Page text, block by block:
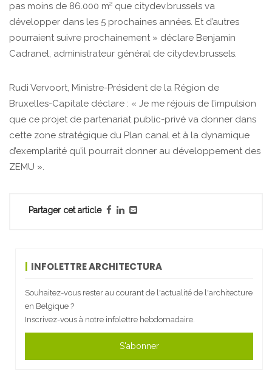
pas moins de 86.000 m² que citydev.brussels va
développer dans les 5 prochaines années. Et d’autres
pourraient suivre prochainement » déclare Benjamin
Cadranel, administrateur général de citydev.brussels.
Rudi Vervoort, Ministre-Président de la Région de
Bruxelles-Capitale déclare : « Je me réjouis de l’impulsion
que ce projet de partenariat public-privé va donner dans
cette zone stratégique du Plan canal et à la dynamique
d’exemplarité qu’il pourrait donner au développement des
ZEMU ».
Partager cet article
INFOLETTRE ARCHITECTURA
Souhaitez-vous rester au courant de l'actualité de l'architecture
en Belgique ?
Inscrivez-vous à notre infolettre hebdomadaire.
S'abonner